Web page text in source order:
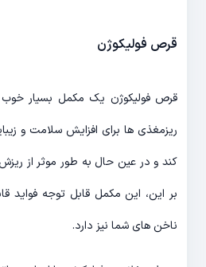
قرص فولیکوژن
قرص فولیکوژن یک مکمل بسیار
ریزمغذی ها برای افزایش سلامت و
کند و در عین حال به طور موثر از
بر این، این مکمل قابل توجه فواید
ناخن های شما نیز دارد.